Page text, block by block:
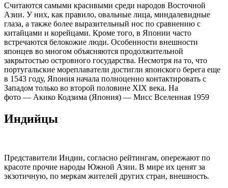
Считаются самыми красивыми среди народов Восточной
Азии. У них, как правило, овальные лица, миндалевидные
глаза, а также более выразительный нос по сравнению с
китайцами и корейцами. Кроме того, в Японии часто
встречаются белокожие люди. Особенности внешности
японцев во многом объясняются продолжительной
закрытостью островного государства. Несмотря на то, что
португальские мореплаватели достигли японского берега еще
в 1543 году, Япония начала полноценно контактировать с
Западом только во второй половине XIX века. На
фото — Акико Кодзима (Япония) — Мисс Вселенная 1959
Индийцы
Представители Индии, согласно рейтингам, опережают по
красоте прочие народы Южной Азии. В мире их ценят за
экзотичную, по меркам жителей других стран, внешность.